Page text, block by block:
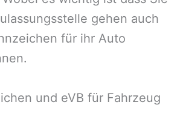
gehen auch
für ihr Auto
und eVB für Fahrzeug